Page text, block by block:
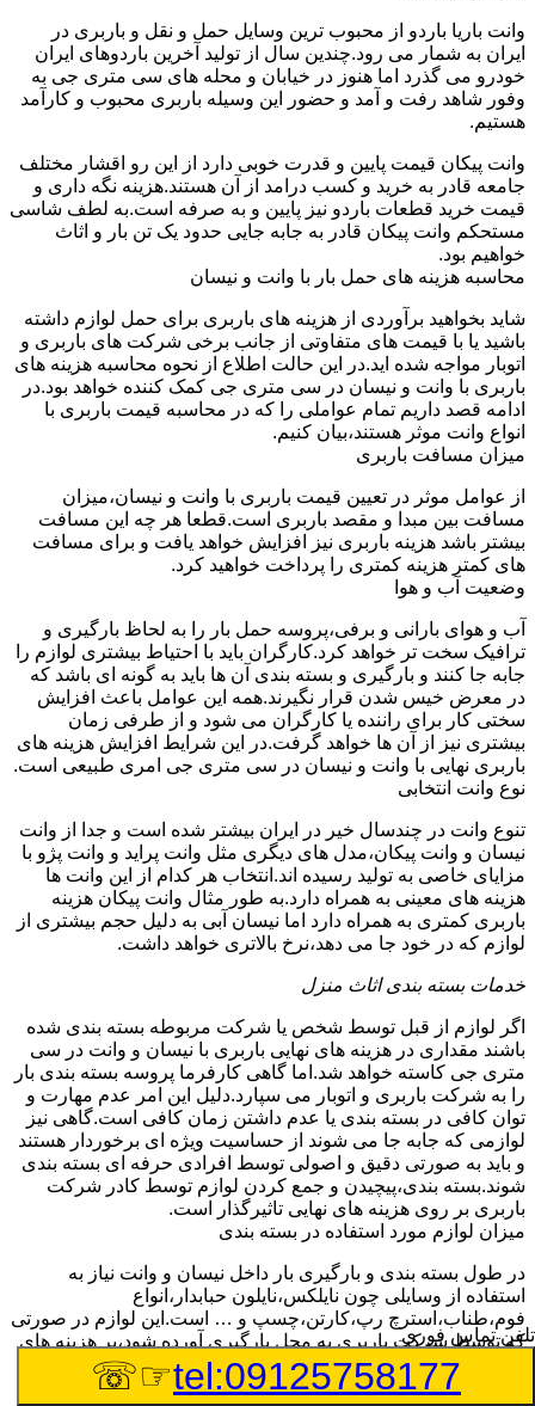
وانت باریا باردو از محبوب ترین وسایل حمل و نقل و باربری در
ایران به شمار می رود.چندین سال از تولید آخرین باردوهای ایران
خودرو می گذرد اما هنوز در خیابان و محله های سی متری جی به
وفور شاهد رفت و آمد و حضور این وسیله باربری محبوب و کارآمد
هستیم.
وانت پیکان قیمت پایین و قدرت خوبی دارد از این رو اقشار مختلف
جامعه قادر به خرید و کسب درامد از آن هستند.هزینه نگه داری و
قیمت خرید قطعات باردو نیز پایین و به صرفه است.به لطف شاسی
مستحکم وانت پیکان قادر به جابه جایی حدود یک تن بار و اثاث
خواهیم بود.
محاسبه هزینه های حمل بار با وانت و نیسان
شاید بخواهید برآوردی از هزینه های باربری برای حمل لوازم داشته
باشید یا با قیمت های متفاوتی از جانب برخی شرکت های باربری و
اتوبار مواجه شده اید.در این حالت اطلاع از نحوه محاسبه هزینه های
باربری با وانت و نیسان در سی متری جی کمک کننده خواهد بود.در
ادامه قصد داریم تمام عواملی را که در محاسبه قیمت باربری با
انواع وانت موثر هستند،بیان کنیم.
میزان مسافت باربری
از عوامل موثر در تعیین قیمت باربری با وانت و نیسان،میزان
مسافت بین مبدا و مقصد باربری است.قطعا هر چه این مسافت
بیشتر باشد هزینه باربری نیز افزایش خواهد یافت و برای مسافت
های کمتر هزینه کمتری را پرداخت خواهید کرد.
وضعیت آب و هوا
آب و هوای بارانی و برفی،پروسه حمل بار را به لحاظ بارگیری و
ترافیک سخت تر خواهد کرد.کارگران باید با احتیاط بیشتری لوازم را
جابه جا کنند و بارگیری و بسته بندی آن ها باید به گونه ای باشد که
در معرض خیس شدن قرار نگیرند.همه این عوامل باعث افزایش
سختی کار برای راننده یا کارگران می شود و از طرفی زمان
بیشتری نیز از آن ها خواهد گرفت.در این شرایط افزایش هزینه های
باربری نهایی با وانت و نیسان در سی متری جی امری طبیعی است.
نوع وانت انتخابی
تنوع وانت در چندسال خیر در ایران بیشتر شده است و جدا از وانت
نیسان و وانت پیکان،مدل های دیگری مثل وانت پراید و وانت پژو با
مزایای خاصی به تولید رسیده اند.انتخاب هر کدام از این وانت ها
هزینه های معینی به همراه دارد.به طور مثال وانت پیکان هزینه
باربری کمتری به همراه دارد اما نیسان آبی به دلیل حجم بیشتری از
لوازم که در خود جا می دهد،نرخ بالاتری خواهد داشت.
خدمات بسته بندی اثاث منزل
اگر لوازم از قبل توسط شخص یا شرکت مربوطه بسته بندی شده
باشند مقداری در هزینه های نهایی باربری با نیسان و وانت در سی
متری جی کاسته خواهد شد.اما گاهی کارفرما پروسه بسته بندی بار
را به شرکت باربری و اتوبار می سپارد.دلیل این امر عدم مهارت و
توان کافی در بسته بندی یا عدم داشتن زمان کافی است.گاهی نیز
لوازمی که جابه جا می شوند از حساسیت ویژه ای برخوردار هستند
و باید به صورتی دقیق و اصولی توسط افرادی حرفه ای بسته بندی
شوند.بسته بندی،پیچیدن و جمع کردن لوازم توسط کادر شرکت
باربری بر روی هزینه های نهایی تاثیرگذار است.
میزان لوازم مورد استفاده در بسته بندی
در طول بسته بندی و بارگیری بار داخل نیسان و وانت نیاز به
استفاده از وسایلی چون نایلکس،نایلون حبابدار،انواع
فوم،طناب،استرچ رپ،کارتن،چسپ و … است.این لوازم در صورتی
که توسط شرکت باربری به محل بارگیری آورده شود،بر هزینه های
نهایی می افزاید.
چیدمان بار و اثاث
تلفن تماس فوری
tel:09125758177
☞☏